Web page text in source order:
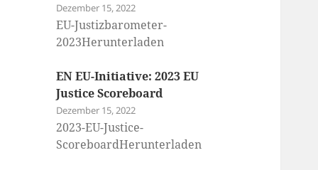
Dezember 15, 2022
EU-Justizbarometer-
2023Herunterladen
EN EU-Initiative: 2023 EU
Justice Scoreboard
Dezember 15, 2022
2023-EU-Justice-
ScoreboardHerunterladen